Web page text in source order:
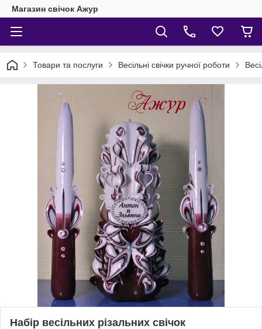
Магазин свічок Ажур
Товари та послуги Весільні свічки ручної роботи
Набір весільних різальних свічок